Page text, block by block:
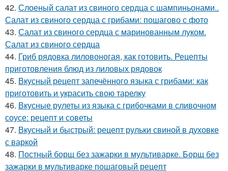
42. Слоеный салат из свиного сердца с шампиньонами..
Салат из свиного сердца с грибами: пошагово с фото
43. Салат из свиного сердца с маринованным луком.
Салат из свиного сердца
44. Гриб рядовка лиловоногая, как готовить. Рецепты
приготовления блюд из лиловых рядовок
45. Вкусный рецепт запечённого языка с грибами: как
приготовить и украсить свою тарелку
46. Вкусные рулеты из языка с грибочками в сливочном
соусе: рецепт и советы
47. Вкусный и быстрый: рецепт рульки свиной в духовке
с варкой
48. Постный борщ без зажарки в мультиварке. Борщ без
зажарки в мультиварке пошаговый рецепт